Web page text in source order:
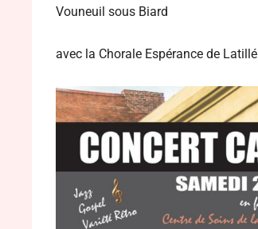
Vouneuil sous Biard
avec la Chorale Espérance de Latillé